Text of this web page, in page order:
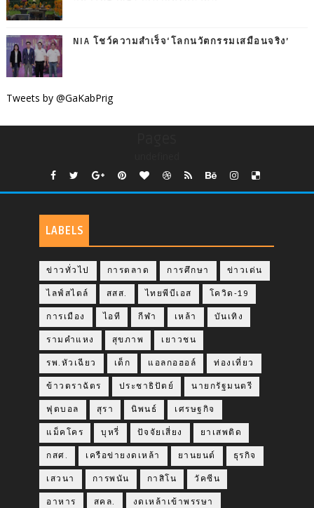
NIA โชว์ความสำเร็จ‘โลกนวัตกรรมเสมือนจริง’
Tweets by @GaKabPrig
LABELS
ข่าวทั่วไป การตลาด การศึกษา ข่าวเด่น
ไลฟ์สไตล์ สสส. ไทยพีบีเอส โควิด-19
การเมือง ไอที กีฬา เหล้า บันเทิง
รามคำแหง สุขภาพ เยาวชน
รพ.หัวเฉียว เด็ก แอลกอฮอล์ ท่องเที่ยว
ข้าวตราฉัตร ประชาธิปัตย์ นายกรัฐมนตรี
ฟุตบอล สุรา นิพนธ์ เศรษฐกิจ
แม็คโคร บุหรี่ ปัจจัยเสี่ยง ยาเสพติด
กสศ. เครือข่ายงดเหล้า ยานยนต์ ธุรกิจ
เสวนา การพนัน กาสิโน วัคซีน
อาหาร สคล. งดเหล้าเข้าพรรษา